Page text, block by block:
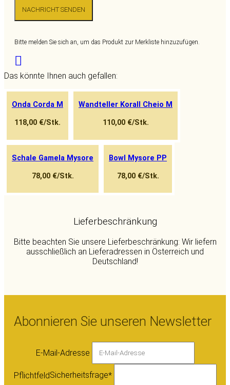
NACHRICHT SENDEN
Bitte melden Sie sich an, um das Produkt zur Merkliste hinzuzufügen.
Das könnte Ihnen auch gefallen:
Onda Corda M
118,00 €/Stk.
Wandteller Korall Cheio M
110,00 €/Stk.
Schale Gamela Mysore
78,00 €/Stk.
Bowl Mysore PP
78,00 €/Stk.
Lieferbeschränkung
Bitte beachten Sie unsere Lieferbeschränkung: Wir liefern
ausschließlich an Lieferadressen in Österreich und
Deutschland!
Abonnieren Sie unseren Newsletter
E-Mail-Adresse
PflichtfeldSicherheitsfrage*